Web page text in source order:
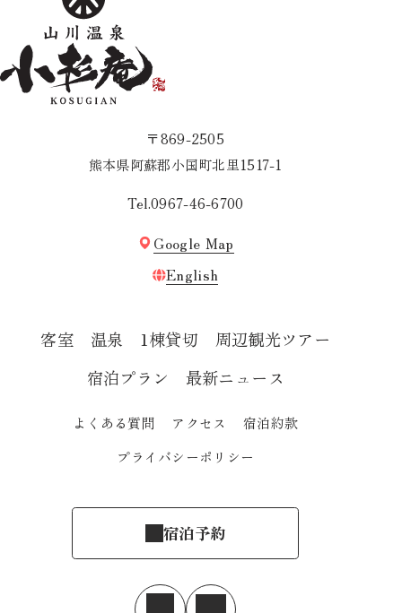
〒869-2505
熊本県阿蘇郡小国町北里1517-1
Tel.0967-46-6700
Google Map
English
客室 温泉 1棟貸切
周辺観光ツアー
宿泊プラン
最新ニュース
よくある質問 アクセス
宿泊約款
プライバシーポリシー
宿泊予約